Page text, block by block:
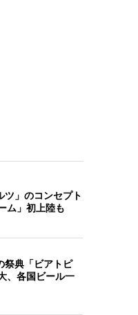
ツ」のコンセプト
ム」初上陸も
祭典「ビアトピ
、各国ビール一